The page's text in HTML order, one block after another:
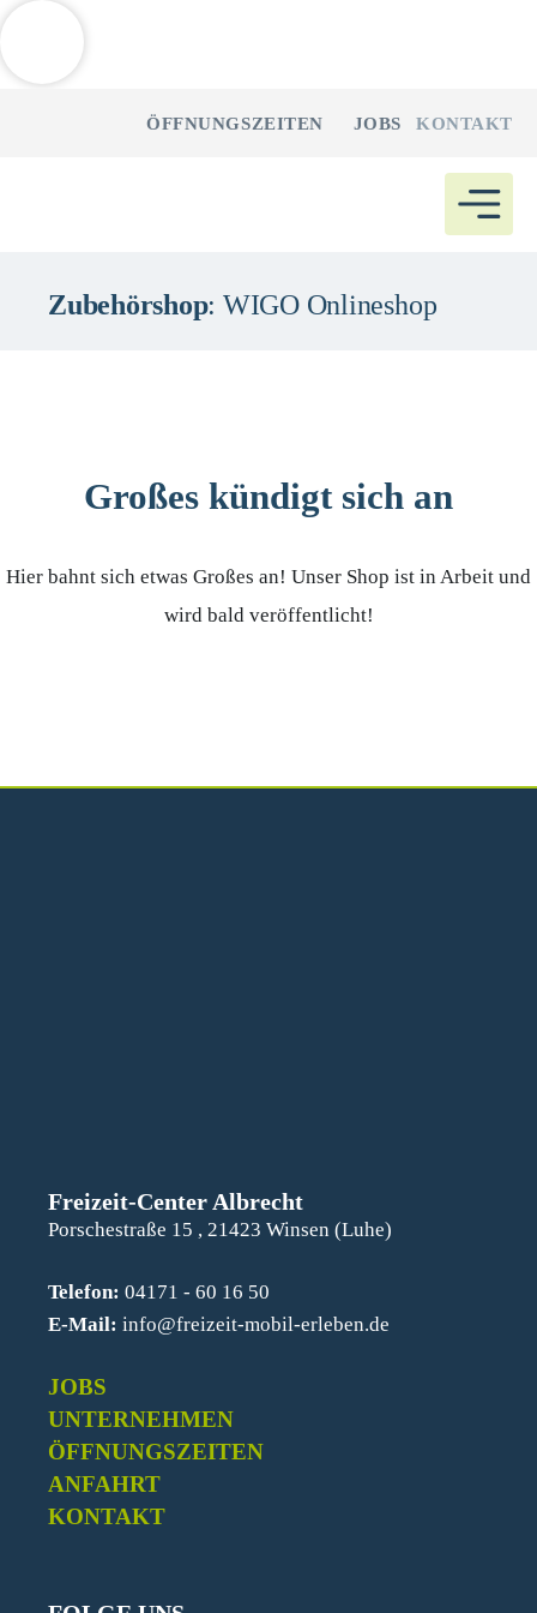
ÖFFNUNGSZEITEN JOBS KONTAKT
Zubehörshop: WIGO Onlineshop
Großes kündigt sich an
Hier bahnt sich etwas Großes an! Unser Shop ist in Arbeit und
wird bald veröffentlicht!
Freizeit-Center Albrecht
Porschestraße 15 , 21423 Winsen (Luhe)
Telefon: 04171 - 60 16 50
E-Mail: info@freizeit-mobil-erleben.de
JOBS
UNTERNEHMEN
ÖFFNUNGSZEITEN
ANFAHRT
KONTAKT